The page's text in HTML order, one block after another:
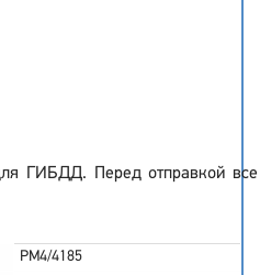
ГИБДД. Перед отправкой все
PM4/4185